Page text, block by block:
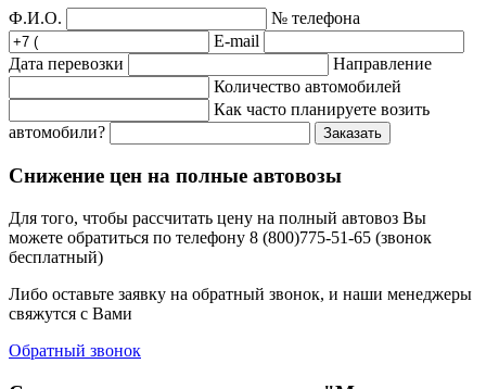
Ф.И.О.
№ телефона
E-mail
Дата перевозки
Направление
Количество автомобилей
Как часто планируете возить
автомобили?
Заказать
Снижение цен на полные автовозы
Для того, чтобы рассчитать цену на полный автовоз Вы
можете обратиться по телефону 8 (800)775-51-65 (звонок
бесплатный)
Либо оставьте заявку на обратный звонок, и наши менеджеры
свяжутся с Вами
Обратный звонок